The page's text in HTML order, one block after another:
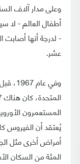
وعلى مدار آلاف
أطفال العالم - لا
- لدرجة أنها أصابت
عشر.
وفي
المستعمرون
يُعتقد أن الفيروس
المئة من السكان